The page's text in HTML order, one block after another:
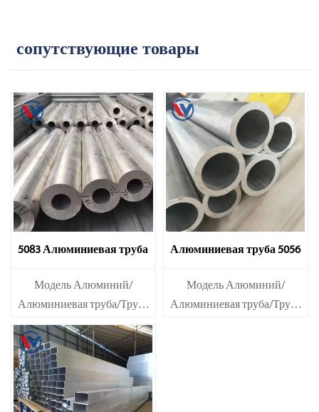
сопутствующие товары
5083 Алюминиевая труба
Модель Алюминий/
Алюминиевая труба/Труба
{#$$@}Материал Серия
1000: 1050, 1060, 1070, 1080,
1100, 1435, и т.д.
Алюминиевая труба 5056
Модель Алюминий/
Алюминиевая труба/Труба